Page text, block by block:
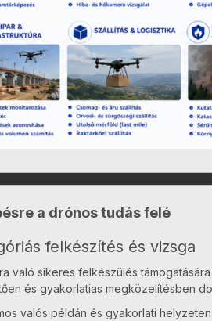
a drónos tudás felé
felkészítés és vizsga
való sikeres felkészülés
és gyakorlatias megközelítésben
valós példán és gyakorlati